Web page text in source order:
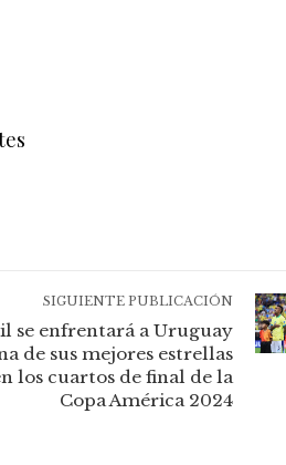
SIGUIENTE PUBLICACIÓN
se enfrentará a Uruguay
de sus mejores estrellas
los cuartos de final de la
Copa América 2024